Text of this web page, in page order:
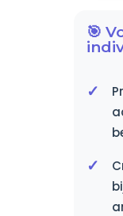
🎯